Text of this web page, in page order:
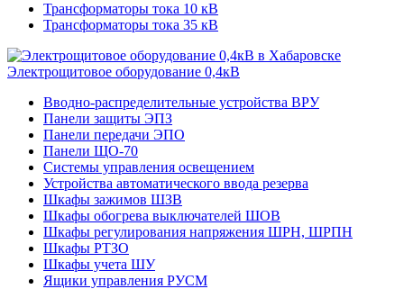
Трансформаторы тока 10 кВ
Трансформаторы тока 35 кВ
Электрощитовое оборудование 0,4кВ
Вводно-распределительные устройства ВРУ
Панели защиты ЭПЗ
Панели передачи ЭПО
Панели ЩО-70
Системы управления освещением
Устройства автоматического ввода резерва
Шкафы зажимов ШЗВ
Шкафы обогрева выключателей ШОВ
Шкафы регулирования напряжения ШРН, ШРПН
Шкафы РТЗО
Шкафы учета ШУ
Ящики управления РУСМ